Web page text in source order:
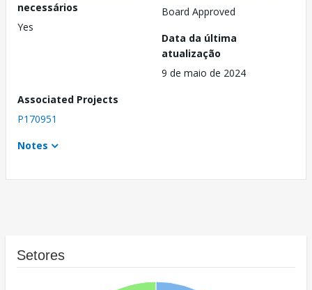
necessários
Yes
Board Approved
Data da última
atualização
9 de maio de 2024
Associated Projects
P170951
Notes
Setores